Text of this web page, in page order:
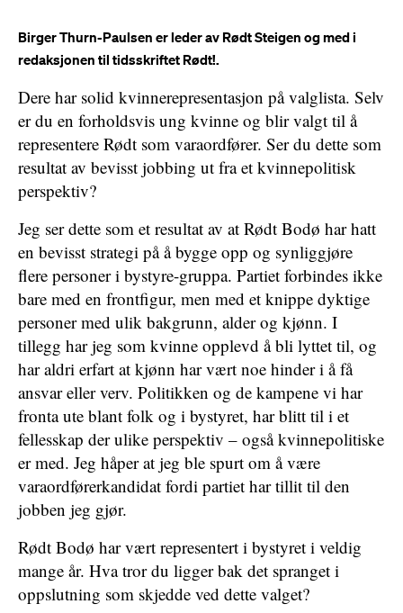
Birger Thurn-Paulsen er leder av Rødt Steigen og med i
redaksjonen til tidsskriftet Rødt!.
Dere har solid kvinnerepresentasjon på valglista. Selv
er du en forholdsvis ung kvinne og blir valgt til å
representere Rødt som varaordfører. Ser du dette som
resultat av bevisst jobbing ut fra et kvinnepolitisk
perspektiv?
Jeg ser dette som et resultat av at Rødt Bodø har hatt
en bevisst strategi på å bygge opp og synliggjøre
flere personer i bystyre-gruppa. Partiet forbindes ikke
bare med en frontfigur, men med et knippe dyktige
personer med ulik bakgrunn, alder og kjønn. I
tillegg har jeg som kvinne opplevd å bli lyttet til, og
har aldri erfart at kjønn har vært noe hinder i å få
ansvar eller verv. Politikken og de kampene vi har
fronta ute blant folk og i bystyret, har blitt til i et
fellesskap der ulike perspektiv – også kvinnepolitiske
er med. Jeg håper at jeg ble spurt om å være
varaordførerkandidat fordi partiet har tillit til den
jobben jeg gjør.
Rødt Bodø har vært representert i bystyret i veldig
mange år. Hva tror du ligger bak det spranget i
oppslutning som skjedde ved dette valget?